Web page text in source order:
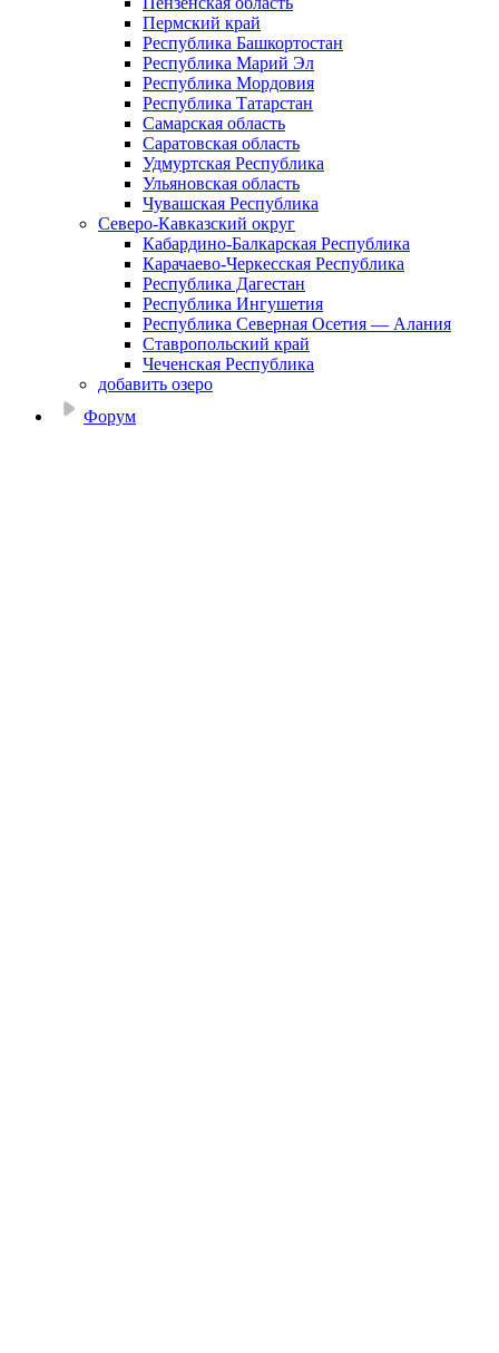
Пермский край
Республика Башкортостан
Республика Марий Эл
Республика Мордовия
Республика Татарстан
Самарская область
Саратовская область
Удмуртская Республика
Ульяновская область
Чувашская Республика
Северо-Кавказский округ
Кабардино-Балкарская Республика
Карачаево-Черкесская Республика
Республика Дагестан
Республика Ингушетия
Республика Северная Осетия — Алания
Ставропольский край
Чеченская Республика
добавить озеро
Форум